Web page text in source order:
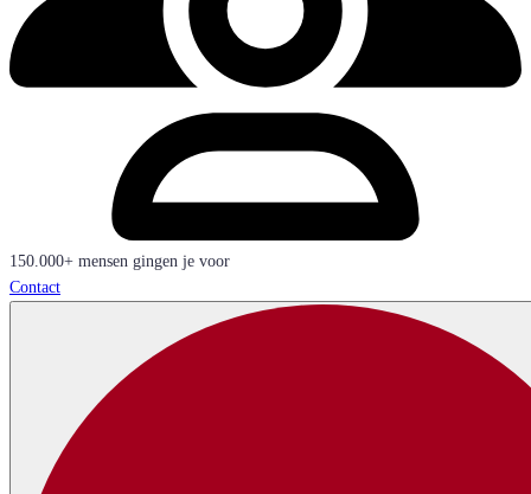
150.000+ mensen gingen je voor
Contact